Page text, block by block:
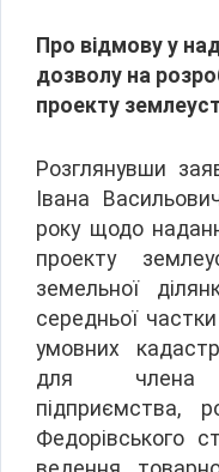
Про відмову у
дозволу на
проекту
Розглянувши
Івана
року щодо
проекту
земельної
середньої
умовних
для члена
підприємства,
Федорівського